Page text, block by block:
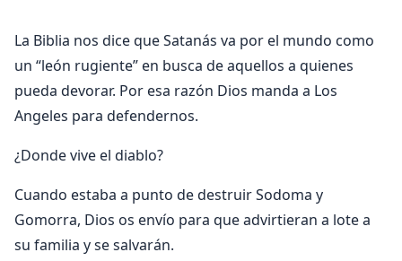
La Biblia nos dice que Satanás va por el mundo como
un “león rugiente” en busca de aquellos a quienes
pueda devorar. Por esa razón Dios manda a Los
Angeles para defendernos.
¿Donde vive el diablo?
Cuando estaba a punto de destruir Sodoma y
Gomorra, Dios os envío para que advirtieran a lote a
su familia y se salvarán.